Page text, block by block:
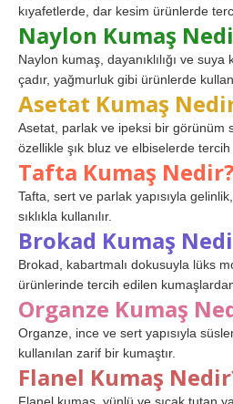
kıyafetlerde, dar kesim ürünlerde
Naylon Kumaş
Naylon kumaş, dayanıklılığı ve suya
çadır, yağmurluk gibi ürünlerde
Asetat Kumaş
Asetat, parlak ve ipeksi bir görünüm
özellikle şık bluz ve elbiselerde tercih
Tafta Kumaş Nedir?
Tafta, sert ve parlak yapısıyla
sıklıkla kullanılır.
Brokad Kumaş
Brokad, kabartmalı dokusuyla lüks
ürünlerinde tercih edilen
Organze Kumaş
Organze, ince ve sert yapısıyla
kullanılan zarif bir kumaştır.
Flanel Kumaş